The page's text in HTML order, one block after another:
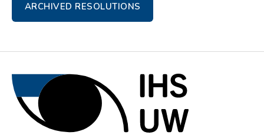
ARCHIVED RESOLUTIONS